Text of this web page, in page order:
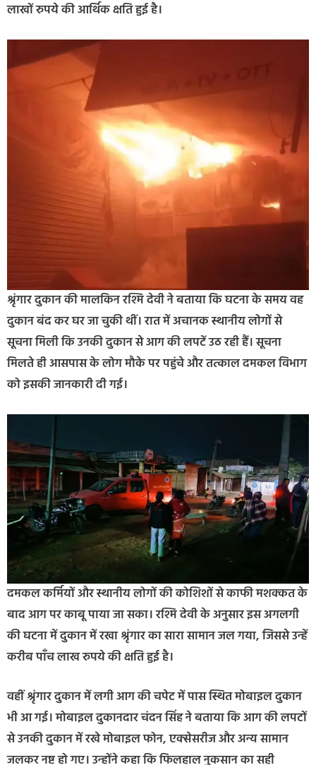
लाखों रुपये की आर्थिक क्षति हुई है।
श्रृंगार दुकान की मालकिन रश्मि देवी ने बताया कि घटना के समय वह
दुकान बंद कर घर जा चुकी थीं। रात में अचानक स्थानीय लोगों से
सूचना मिली कि उनकी दुकान से आग की लपटें उठ रही हैं। सूचना
मिलते ही आसपास के लोग मौके पर पहुंचे और तत्काल दमकल विभाग
को इसकी जानकारी दी गई।
दमकल कर्मियों और स्थानीय लोगों की कोशिशों से काफी मशक्कत के
बाद आग पर काबू पाया जा सका। रश्मि देवी के अनुसार इस अगलगी
की घटना में दुकान में रखा श्रृंगार का सारा सामान जल गया, जिससे उन्हें
करीब पाँच लाख रुपये की क्षति हुई है।
वहीं श्रृंगार दुकान में लगी आग की चपेट में पास स्थित मोबाइल दुकान
भी आ गई। मोबाइल दुकानदार चंदन सिंह ने बताया कि आग की लपटों
से उनकी दुकान में रखे मोबाइल फोन, एक्सेसरीज और अन्य सामान
जलकर नष्ट हो गए। उन्होंने कहा कि फिलहाल नुकसान का सही